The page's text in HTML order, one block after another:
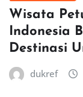
Wisata
Indonesia
Destinasi
dukref